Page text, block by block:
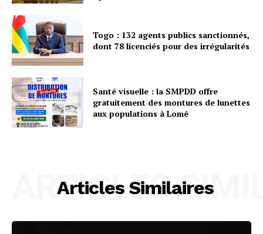
Togo : 132 agents publics sanctionnés,
dont 78 licenciés pour des irrégularités
Santé visuelle : la SMPDD offre
gratuitement des montures de lunettes
aux populations à Lomé
Articles Similaires
ARTICLES